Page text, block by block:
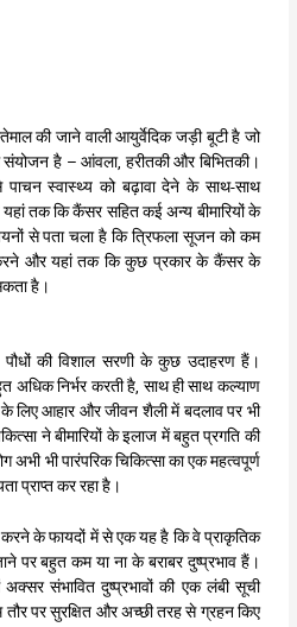
की जाने वाली आयुर्वेदिक जड़ी बूटी है जो
है – आंवला, हरीतकी और बिभितकी।
पाचन स्वास्थ्य को बढ़ावा देने के साथ-साथ
तक कि कैंसर सहित कई अन्य बीमारियों के
से पता चला है कि त्रिफला सूजन को कम
करने और यहां तक कि कुछ प्रकार के कैंसर के
है।
की विशाल सरणी के कुछ उदाहरण हैं।
अधिक निर्भर करती है, साथ ही साथ कल्याण
के लिए आहार और जीवन शैली में बदलाव पर भी
ने बीमारियों के इलाज में बहुत प्रगति की
अभी भी पारंपरिक चिकित्सा का एक महत्वपूर्ण
प्राप्त कर रहा है।
करने के फायदों में से एक यह है कि वे प्राकृतिक
पर बहुत कम या ना के बराबर दुष्प्रभाव हैं।
संभावित दुष्प्रभावों की एक लंबी सूची
पर सुरक्षित और अच्छी तरह से ग्रहन किए